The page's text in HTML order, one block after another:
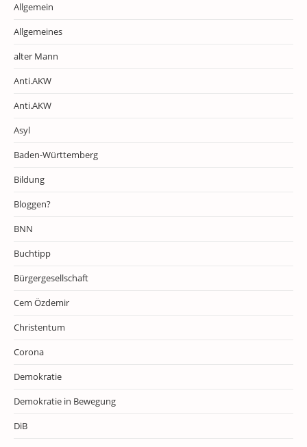
Allgemein
Allgemeines
alter Mann
Anti.AKW
Anti.AKW
Asyl
Baden-Württemberg
Bildung
Bloggen?
BNN
Buchtipp
Bürgergesellschaft
Cem Özdemir
Christentum
Corona
Demokratie
Demokratie in Bewegung
DiB